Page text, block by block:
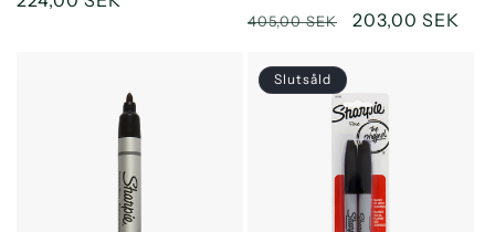
Ordinarie
405,00 SEK 203,00 SEK
Slutsåld